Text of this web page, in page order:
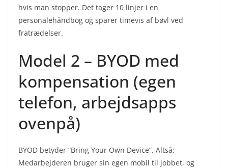
hvis man stopper. Det tager 10 linjer i en
personalehåndbog og sparer timevis af bøvl ved
fratrædelser.
Model 2 – BYOD med
kompensation (egen
telefon, arbejdsapps
ovenpå)
BYOD betyder “Bring Your Own Device”. Altså:
Medarbejderen bruger sin egen mobil til jobbet, og